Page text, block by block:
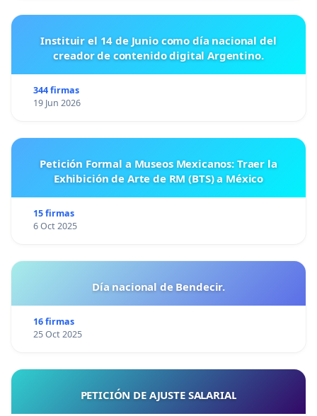
Instituir el 14 de Junio como día nacional del
creador de contenido digital Argentino.
344 firmas
19 Jun 2026
Petición Formal a Museos Mexicanos: Traer la
Exhibición de Arte de RM (BTS) a México
15 firmas
6 Oct 2025
Día nacional de Bendecir.
16 firmas
25 Oct 2025
PETICIÓN DE AJUSTE SALARIAL